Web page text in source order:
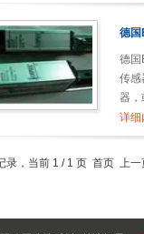
德国
德国
传感
器，
下只
详细
录，当前 1 / 1 页 首页 上